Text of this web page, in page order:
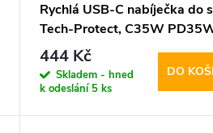
Rychlá USB-C nabíječka do
Tech-Protect, C35W
White
444 Kč
Skladem - hned
k odeslání 5 ks
DO